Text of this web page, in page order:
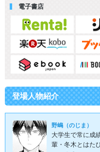
電子書店
登場人物紹介
野嶋（のじま）
大学生で常に成
輩・冬木とはた